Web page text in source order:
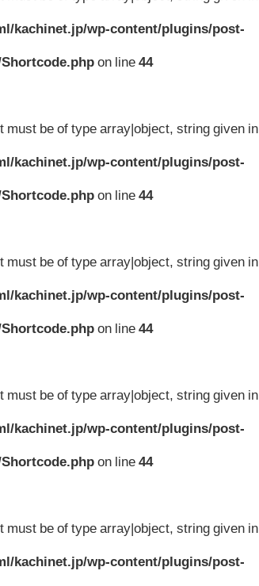
kachinet.jp/wp-content/plugins/post-
on line44
must be of type array|object, string given in
kachinet.jp/wp-content/plugins/post-
on line44
must be of type array|object, string given in
kachinet.jp/wp-content/plugins/post-
on line44
must be of type array|object, string given in
kachinet.jp/wp-content/plugins/post-
on line44
must be of type array|object, string given in
kachinet.jp/wp-content/plugins/post-